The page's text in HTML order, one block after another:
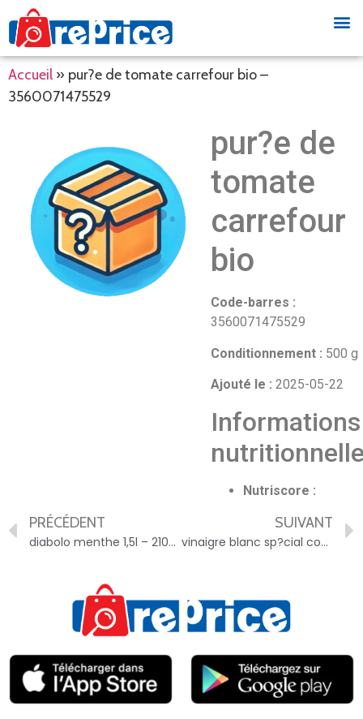
Accueil » pur?e de tomate carrefour bio –
3560071475529
pur?e de
tomate
carrefour
bio
Code-barres :
3560071475529
Conditionnement : 500 g
Ajouté le : 2025-05-22
Informations
Nutriscore :
PRÉCÉDENT
diabolo menthe 1,5l – 210525065792
SUIVANT
vinaigre blanc sp?cial conserve – 3560071262297